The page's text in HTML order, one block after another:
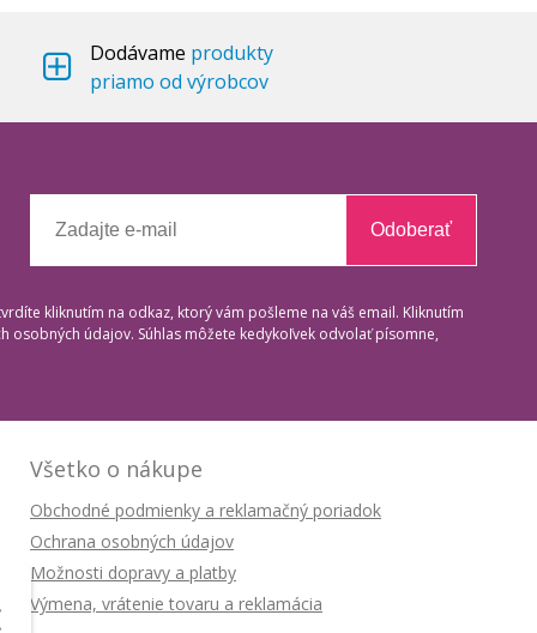
Dodávame produkty
priamo od výrobcov
Odoberať
kliknutím na odkaz, ktorý vám pošleme na váš email. Kliknutím
osobných údajov. Súhlas môžete kedykoľvek odvolať písomne,
Všetko o nákupe
Obchodné podmienky a reklamačný poriadok
Ochrana osobných údajov
Možnosti dopravy a platby
Výmena, vrátenie tovaru a reklamácia